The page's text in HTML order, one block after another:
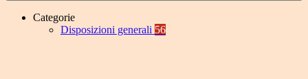
Categorie
Disposizioni generali 56